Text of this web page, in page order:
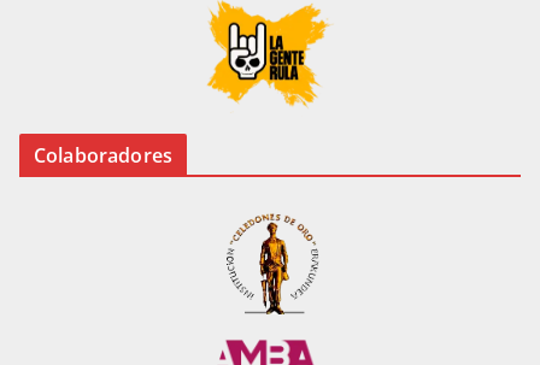
Colaboradores